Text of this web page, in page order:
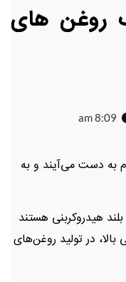
روغن های
8:09 am
به دست می‌آیند و به
هیدروکربنی هستند
در تولید روغن‌های